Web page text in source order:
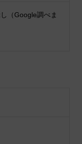
（Google調べま